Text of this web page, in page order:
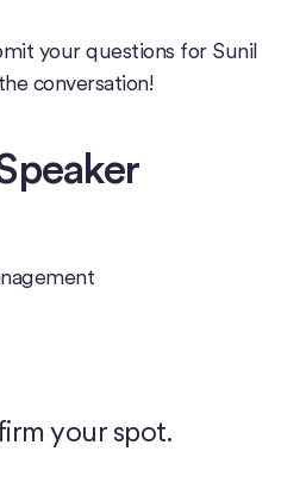
your questions for Sunil
conversation!
your spot.